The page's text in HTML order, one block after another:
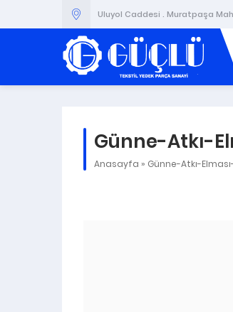
Uluyol Caddesi . Muratpaşa
Günne-Atkı-
Anasayfa » Günne-Atkı-